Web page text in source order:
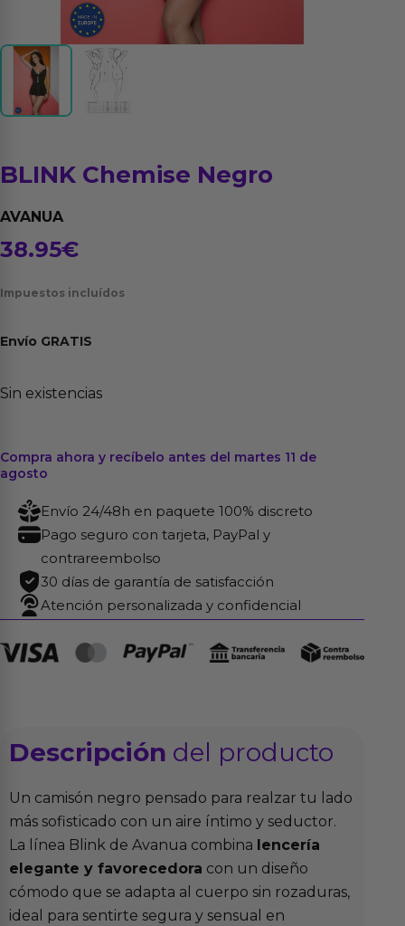
BLINK Chemise Negro
AVANUA
38.95€
Impuestos incluídos
Envío GRATIS
Sin existencias
Compra ahora y recíbelo antes del martes 11 de
agosto
Envío 24/48h en paquete 100% discreto
Pago seguro con tarjeta, PayPal y
contrareembolso
30 días de garantía de satisfacción
Atención personalizada y confidencial
Descripción del producto
Un camisón negro pensado para realzar tu lado
más sofisticado con un aire íntimo y seductor.
La línea Blink de Avanua combina lencería
elegante y favorecedora con un diseño
cómodo que se adapta al cuerpo sin rozaduras,
ideal para sentirte segura y sensual en